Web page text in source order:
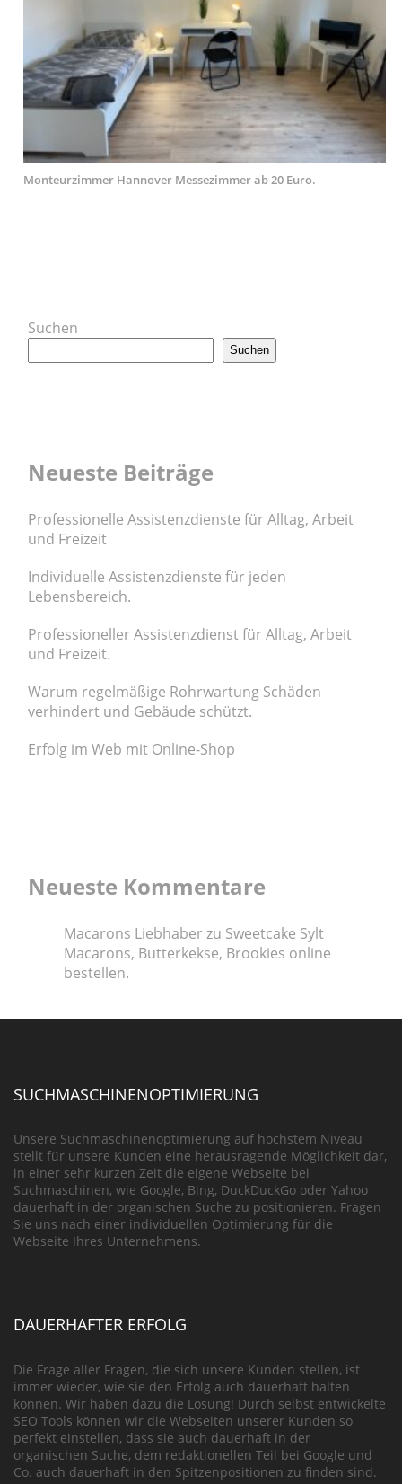
Monteurzimmer Hannover Messezimmer ab 20 Euro.
Suchen
Suchen
Neueste Beiträge
Professionelle Assistenzdienste für Alltag, Arbeit
und Freizeit
Individuelle Assistenzdienste für jeden
Lebensbereich.
Professioneller Assistenzdienst für Alltag, Arbeit
und Freizeit.
Warum regelmäßige Rohrwartung Schäden
verhindert und Gebäude schützt.
Erfolg im Web mit Online-Shop
Neueste Kommentare
Macarons Liebhaber zu Sweetcake Sylt
Macarons, Butterkekse, Brookies online
bestellen.
SUCHMASCHINENOPTIMIERUNG
Unsere Suchmaschinenoptimierung auf höchstem Niveau
stellt für unsere Kunden eine herausragende Möglichkeit dar,
in einer sehr kurzen Zeit die eigene Webseite bei
Suchmaschinen, wie Google, Bing, DuckDuckGo oder Yahoo
dauerhaft in der organischen Suche zu positionieren. Fragen
Sie uns nach einer individuellen Optimierung für die
Webseite Ihres Unternehmens.
DAUERHAFTER ERFOLG
Die Frage aller Fragen, die sich unsere Kunden stellen, ist
immer wieder, wie sie den Erfolg auch dauerhaft halten
können. Wir haben dazu die Lösung! Durch selbst entwickelte
SEO Tools können wir die Webseiten unserer Kunden so
perfekt einstellen, dass sie auch dauerhaft in der
organischen Suche, dem redaktionellen Teil bei Google und
Co. auch dauerhaft in den Spitzenpositionen zu finden sind.